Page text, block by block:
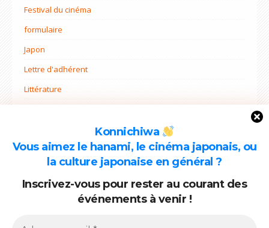
Konnichiwa
Vous aimez le hanami, le cinéma japonais, ou
la culture japonaise en général ?
Inscrivez-vous pour rester au courant des
événements à venir !
Festival du cinéma
formulaire
Japon
Lettre d'adhérent
Littérature
Projets
Rentrée
ARCHIVES